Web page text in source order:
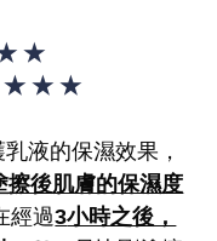
★
★ ★ ★
液的保濕效果，
擦後肌膚的保濕度
經過3小時之後，